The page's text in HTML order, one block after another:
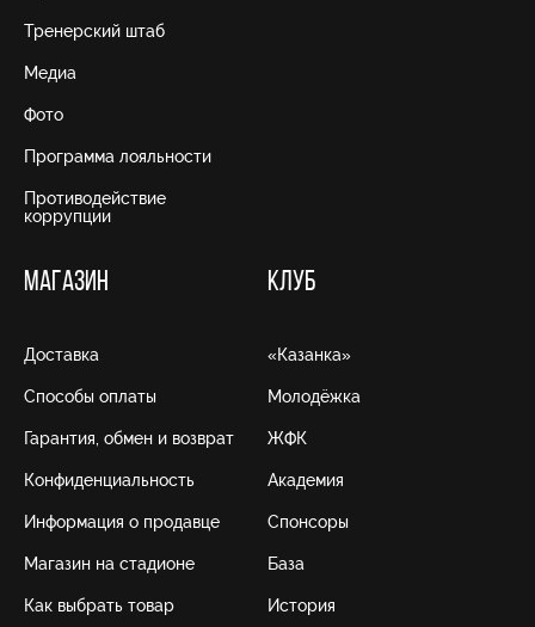
Тренерский штаб
Медиа
Фото
Программа лояльности
Противодействие
коррупции
МАГАЗИН
Доставка
Способы оплаты
Гарантия, обмен и возврат
Конфиденциальность
Информация о продавце
Магазин на стадионе
Как выбрать товар
КЛУБ
«Казанка»
Молодёжка
ЖФК
Академия
Спонсоры
База
История